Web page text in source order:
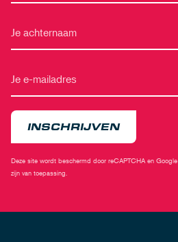
INSCHRIJVEN
Deze site wordt beschermd door reCAPTCHA en Google
zijn van toepassing.